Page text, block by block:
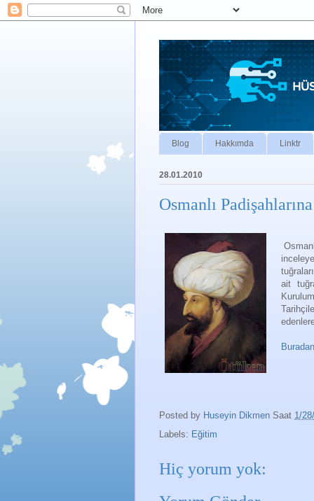
Blog Hakkımda Linktr
28.01.2010
Osmanlı
ait
Posted by Huseyin Dikmen Saat 1/
Labels: Eğitim
Hiç yorum yok: